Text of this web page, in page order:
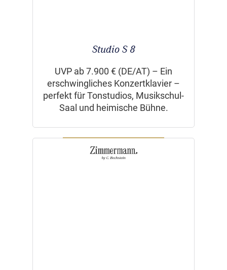
Studio S 8
UVP ab 7.900 € (DE/AT) – Ein
erschwingliches Konzertklavier –
perfekt für Tonstudios, Musikschul-
Saal und heimische Bühne.